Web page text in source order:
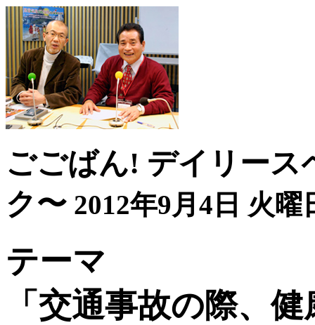
ごごばん! デイリース
ク〜 2012年9月4日 火曜
テーマ
「交通事故の際、